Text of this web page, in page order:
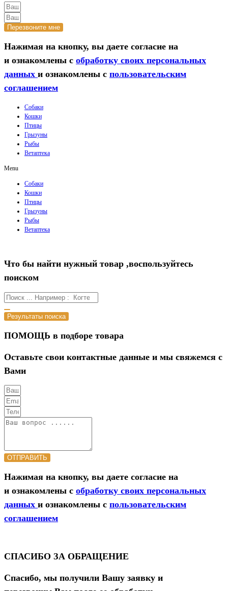
Перезвоните мне
Нажимая на кнопку, вы даете согласие на
и ознакомлены с обработку своих персональных
данных и ознакомлены с пользовательским
соглашением
Собаки
Кошки
Птицы
Грызуны
Рыбы
Ветаптека
Menu
Собаки
Кошки
Птицы
Грызуны
Рыбы
Ветаптека
Что бы найти нужный товар ,воспользуйтесь
поиском
Результаты поиска
ПОМОЩЬ в подборе товара
Оставьте свои контактные данные и мы свяжемся с
Вами
ОТПРАВИТЬ
Нажимая на кнопку, вы даете согласие на
и ознакомлены с обработку своих персональных
данных и ознакомлены с пользовательским
соглашением
СПАСИБО ЗА ОБРАЩЕНИЕ
Спасибо, мы получили Вашу заявку и